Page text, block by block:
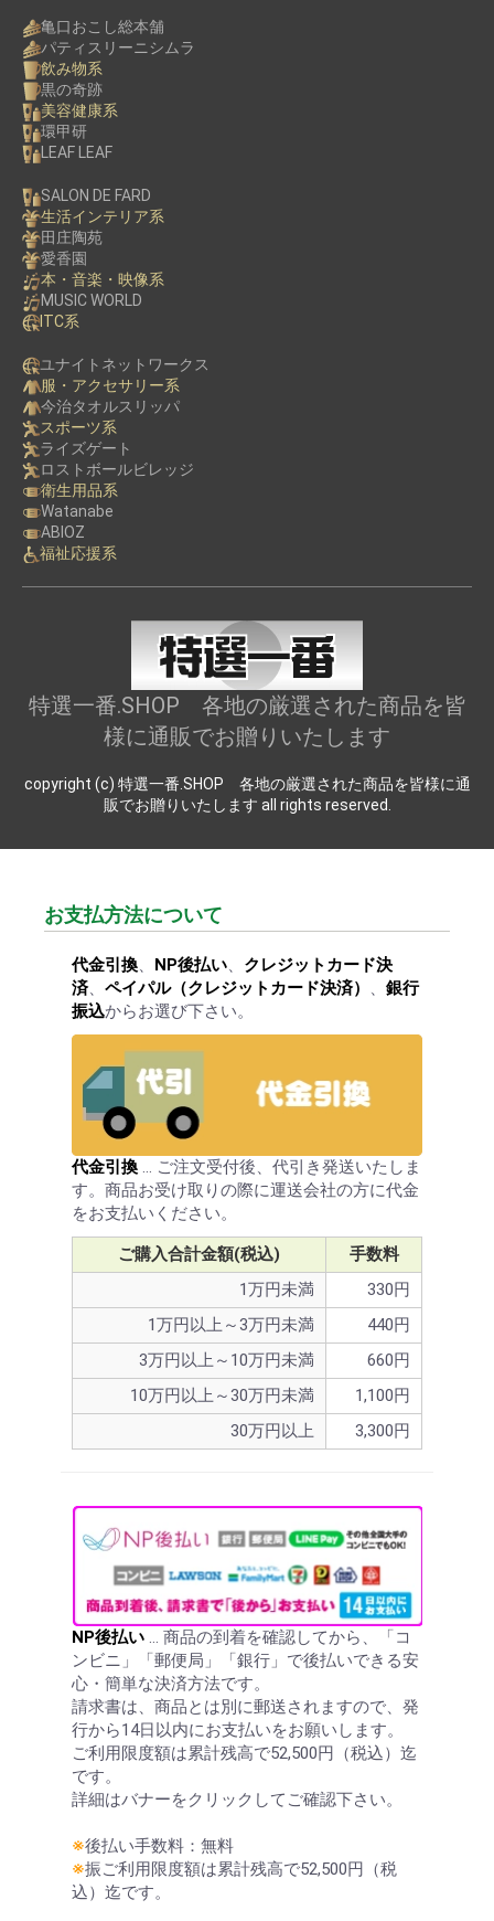
亀口おこし総本舗
パティスリーニシムラ
飲み物系
黒の奇跡
美容健康系
環甲研
LEAF LEAF
SALON DE FARD
生活インテリア系
田庄陶苑
愛香園
本・音楽・映像系
MUSIC WORLD
ITC系
ユナイトネットワークス
服・アクセサリー系
今治タオルスリッパ
スポーツ系
ライズゲート
ロストボールビレッジ
衛生用品系
Watanabe
ABIOZ
福祉応援系
特選一番.SHOP 各地の厳選された商品を皆
様に通販でお贈りいたします
copyright (c) 特選一番.SHOP 各地の厳選された商品を皆様に通
販でお贈りいたします all rights reserved.
お支払方法について
代金引換、 NP後払い、 クレジットカード決
済、 ペイパル（クレジットカード決済） 、 銀行
振込からお選び下さい。
代金引換 … ご注文受付後、代引き発送いたしま
す。商品お受け取りの際に運送会社の方に代金
をお支払いください。
ご購入合計金額(税込)
手数料
1万円未満
330円
1万円以上～3万円未満
440円
3万円以上～10万円未満
660円
10万円以上～30万円未満
1,100円
30万円以上
3,300円
NP後払い … 商品の到着を確認してから、「コ
ンビニ」「郵便局」「銀行」で後払いできる安
心・簡単な決済方法です。
請求書は、商品とは別に郵送されますので、発
行から14日以内にお支払いをお願いします。
ご利用限度額は累計残高で52,500円（税込）迄
です。
詳細はバナーをクリックしてご確認下さい。
※後払い手数料：無料
※振ご利用限度額は累計残高で52,500円（税
込）迄です。